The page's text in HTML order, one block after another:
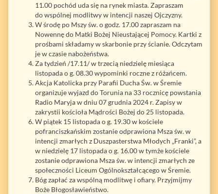
11.00 pochód uda się na rynek miasta. Zapraszam
do wspólnej modlitwy w intencji naszej Ojczyzny.
W środę po Mszy św. o godz. 17.00 zapraszam na
Nowennę do Matki Bożej Nieustającej Pomocy. Kartki z
prośbami składamy w skarbonie przy ścianie. Odczytam
je w czasie nabożeństwa.
Za tydzień /17.11/ w trzecią niedzielę miesiąca
listopada o g. 08.30 wypominki roczne z różańcem.
Akcja Katolicka przy Parafii Ducha Św. w Śremie
organizuje wyjazd do Torunia na 33 rocznicę powstania
Radio Maryja w dniu 07 grudnia 2024 r. Zapisy w
zakrystii kościoła Mądrości Bożej do 25 listopada.
W piątek 15 listopada o g. 19.30 w kościele
pofranciszkańskim zostanie odprawiona Msza św. w
intencji zmarłych z Duszpasterstwa Młodych „Franki”, a
w niedzielę 17 listopada o g. 16.00 w tymże kościele
zostanie odprawiona Msza św. w intencji zmarłych ze
społeczności Liceum Ogólnokształcącego w Śremie.
Bóg zapłać za wspólną modlitwę i ofiary. Przyjmijmy
Boże Błogosławieństwo.